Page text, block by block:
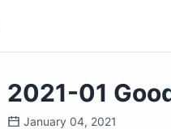
2021-01
January 04, 2021